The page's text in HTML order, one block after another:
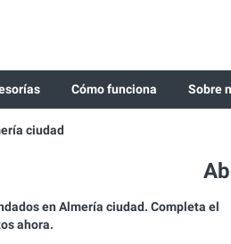
Cómo funciona Sobre
ciudad
en Almería ciudad. Completa el
ahora.